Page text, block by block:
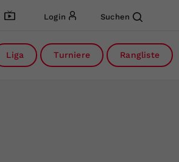
Login Suchen
Liga Turniere Rangliste